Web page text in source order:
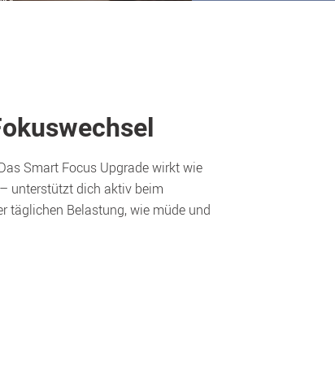
Smart Focus Upgrade wirkt wie
unterstützt dich aktiv beim
täglichen Belastung, wie müde und